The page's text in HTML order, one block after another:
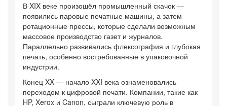
В XIX веке произошёл промышленный скачок —
появились паровые печатные машины, а затем
ротационные прессы, которые сделали возможным
массовое производство газет и журналов.
Параллельно развивались флексография и глубокая
печать, особенно востребованные в упаковочной
индустрии.
Конец XX — начало XXI века ознаменовались
переходом к цифровой печати. Компании, такие как
HP, Xerox и Canon, сыграли ключевую роль в